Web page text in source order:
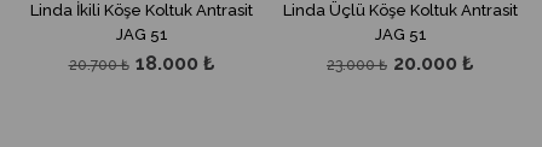
Linda İkili Köşe Koltuk Antrasit
JAG 51
18.000 ₺
20.700 ₺
Linda Üçlü Köşe Koltuk Antrasit
JAG 51
20.000 ₺
23.000 ₺